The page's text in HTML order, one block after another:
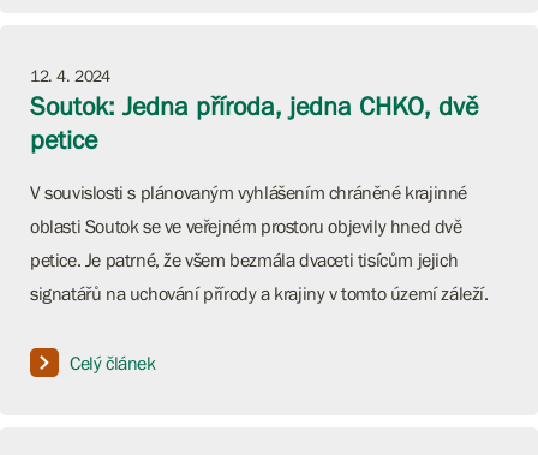
12. 4. 2024
Soutok: Jedna příroda, jedna CHKO, dvě
petice
V souvislosti s plánovaným vyhlášením chráněné krajinné
oblasti Soutok se ve veřejném prostoru objevily hned dvě
petice. Je patrné, že všem bezmála dvaceti tisícům jejich
signatářů na uchování přírody a krajiny v tomto území záleží.
Celý článek